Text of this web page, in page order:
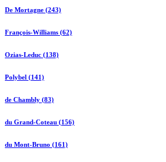
De Mortagne (243)
François-Williams (62)
Ozias-Leduc (138)
Polybel (141)
de Chambly (83)
du Grand-Coteau (156)
du Mont-Bruno (161)